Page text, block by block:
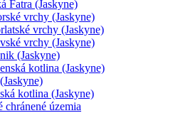
Fatra (Jaskyne)
vrchy (Jaskyne)
vrchy (Jaskyne)
vrchy (Jaskyne)
(Jaskyne)
kotlina (Jaskyne)
kotlina (Jaskyne)
chránené územia